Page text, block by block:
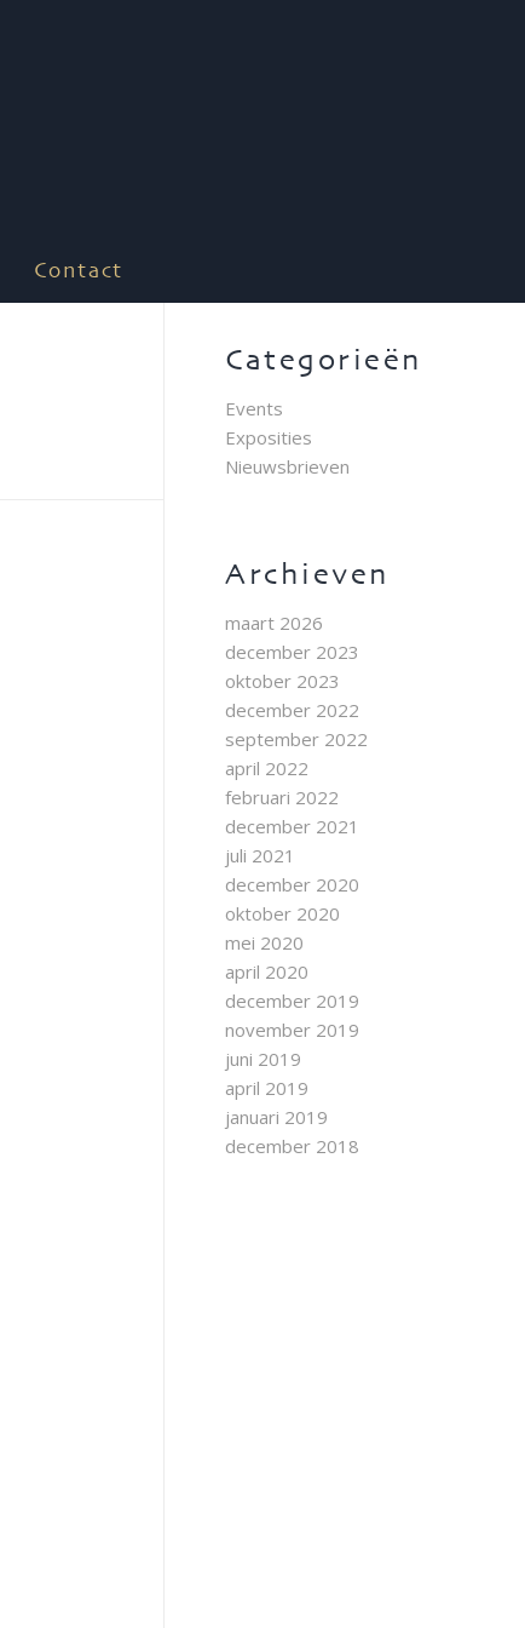
Contact
Categorieën
Events
Exposities
Nieuwsbrieven
Archieven
maart 2026
december 2023
oktober 2023
december 2022
september 2022
april 2022
februari 2022
december 2021
juli 2021
december 2020
oktober 2020
mei 2020
april 2020
december 2019
november 2019
juni 2019
april 2019
januari 2019
december 2018